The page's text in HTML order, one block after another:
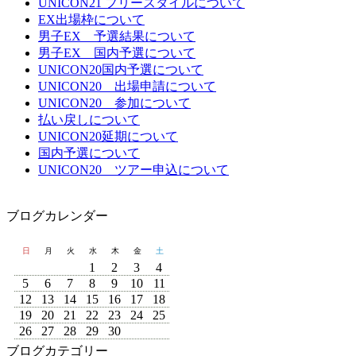
EX出場枠について
男子EX 予選結果について
男子EX 国内予選について
UNICON20国内予選について
UNICON20 出場申請について
UNICON20 参加について
払い戻しについて
UNICON20延期について
国内予選について
UNICON20 ツアー申込について
ブログカレンダー
日 月 火 水 木 金 土
1 2 3
4
5
6 7 8 9 10
11
12
13 14 15 16 17
18
19
20 21 22 23 24
25
26
27 28 29
30
ブログカテゴリー